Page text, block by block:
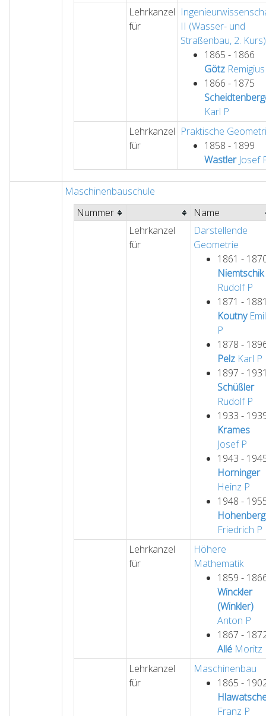
Lehrkanzel
für
II (Wasser- und
Straßenbau, 2. Kurs)
1865 - 1866
Götz Remigius
1866 - 1875
Karl P
Lehrkanzel
für
Praktische
1858 - 1899
WastlerJosef
Maschinenbauschule
Nummer
Name
Lehrkanzel
für
Darstellende
Geometrie
1861 -
Niemtschik
Rudolf P
1871 -
KoutnyEmil
P
1878 -
Pelz Karl P
1897 -
Schüßler
Rudolf P
1933 -
Krames
Josef P
1943 -
Horninger
Heinz P
1948 -
Hohenberg
Friedrich P
Lehrkanzel
für
Höhere
Mathematik
1859 -
Winckler
(Winkler)
Anton P
1867 -
Allé Moritz
Lehrkanzel
für
Maschinenbau
1865 -
Franz P